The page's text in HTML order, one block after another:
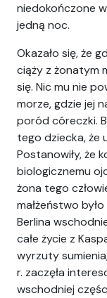
niedokończone
jedną noc.
Okazało się, że
ciąży z żonatym
się. Nic mu nie
morze, gdzie jej
poród córeczki.
tego dziecka, że
Postanowiły, że
biologicznemu
żona tego
małżeństwo
Berlina
całe życie z
wyrzuty
r. zaczęła
wschodniej